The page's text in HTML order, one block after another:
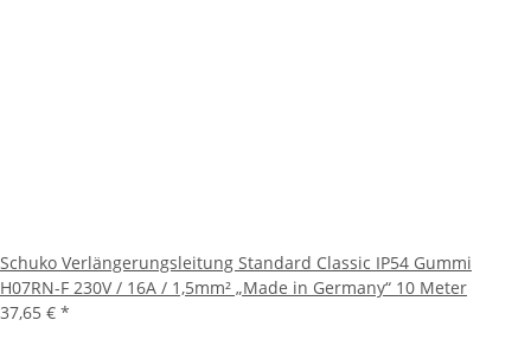
Schuko Verlängerungsleitung Standard Classic IP54 Gummi
H07RN-F 230V / 16A / 1,5mm² „Made in Germany“ 10 Meter
37,65 € *